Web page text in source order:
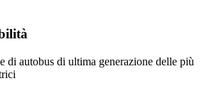
di autobus di ultima generazione delle più